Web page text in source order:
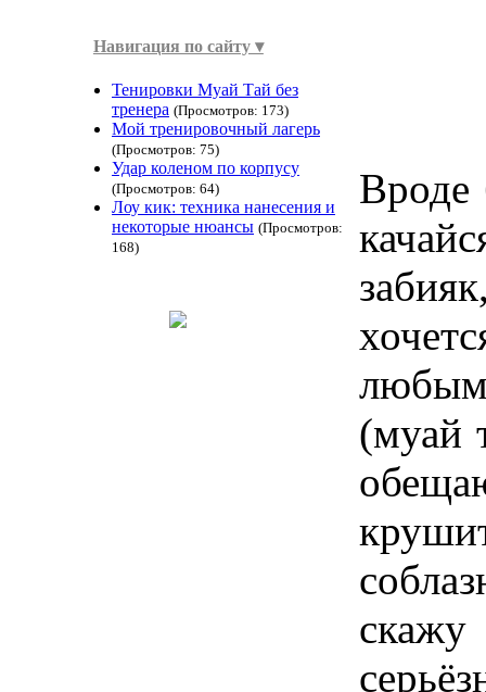
Навигация по сайту ▾
Тенировки Муай Тай без
тренера (Просмотров: 173)
Мой тренировочный лагерь
(Просмотров: 75)
Удар коленом по корпусу
(Просмотров: 64)
Лоу кик: техника нанесения и
некоторые нюансы (Просмотров:
168)
Вроде
любым
(муай